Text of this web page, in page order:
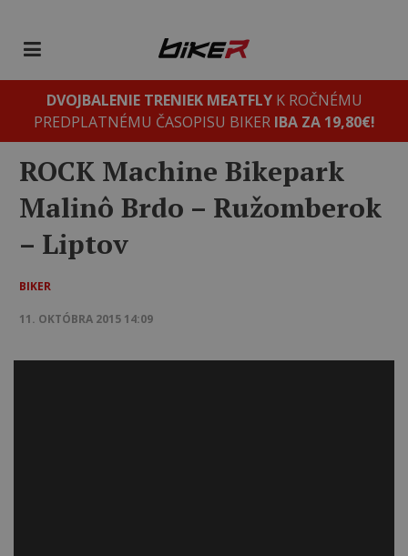
DVOJBALENIE TRENIEK MEATFLYK ROČNÉMU
PREDPLATNÉMU ČASOPISU BIKER IBA ZA 19,80€!
ROCK Machine Bikepark
Malinô Brdo – Ružomberok
– Liptov
BIKER
11. OKTÓBRA 2015 14:09